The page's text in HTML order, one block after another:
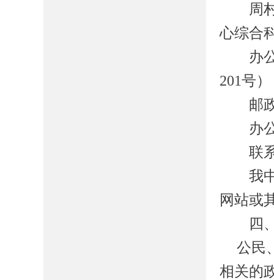
周
心综合
办公
201号）
邮政
办公
联系
我
网站或
四、
公民
相关的